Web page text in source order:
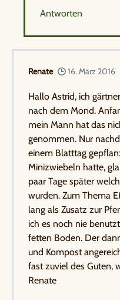
Antworten
Renate 16. März 2016
Hallo Astrid, ich
nach dem Mond.
mein Mann hat das
genommen. Nur
einem Blatttag
Minizwiebeln hatte,
paar Tage später
wurden. Zum Thema
lang als Zusatz zur
ich es noch nie
fetten Boden. Der
und Kompost
fast zuviel des Guten,
Renate